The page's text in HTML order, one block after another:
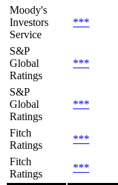
Moody's
Investors
Service
***
S&P
Global
Ratings
***
S&P
Global
Ratings
***
Fitch
Ratings
***
Fitch
Ratings
***